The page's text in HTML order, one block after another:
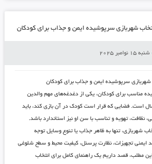
شهربازی سرپوشیده ایمن و جذاب برای کودکان
شنبه 15 نوامبر 2025
شهربازی سرپوشیده ایمن و جذاب برای کودکان
مناسب برای کودکان، یکی از دغدغه‌های مهم والدین
فضایی که قرار است کودک در آن بازی کند، باید
نظافت، تهویه و تناسب با سن او نیز استاندارد باشد.
شهربازی، تنها به ظاهر جذاب یا تنوع وسایل توجه
ایمنی تجهیزات، نظارت پرسنل، کیفیت محیط و سطح شلوغی
مطلب، قصد داریم یک راهنمای کامل برای انتخاب